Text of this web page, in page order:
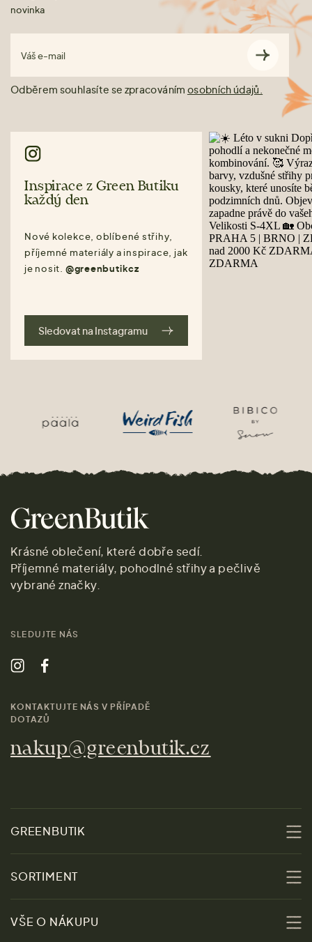
novinka
Váš e-mail
Odběrem souhlasíte se zpracováním osobních údajů.
Inspirace z Green Butiku
každý den
Nové kolekce, oblíbené střihy,
příjemné materiály a inspirace, jak
je nosit. @greenbutikcz
Sledovat na Instagramu
Krásné oblečení, které dobře sedí.
Příjemné materiály, pohodlné střihy a pečlivě
vybrané značky.
SLEDUJTE NÁS
KONTAKTUJTE NÁS V PŘÍPADĚ
DOTAZŮ
nakup@greenbutik.cz
GREENBUTIK
Udržitelnost
SORTIMENT
Slevy
VŠE O NÁKUPU